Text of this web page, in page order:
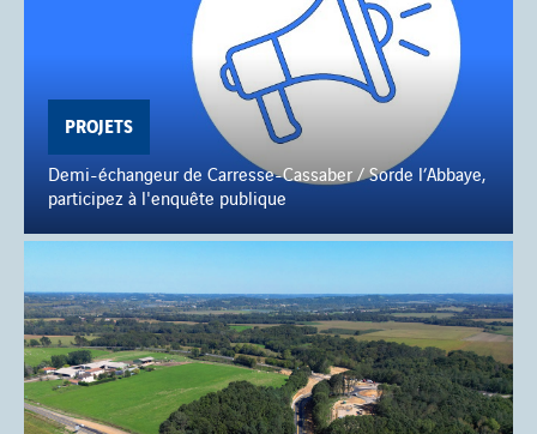
PROJETS
Demi-échangeur de Carresse-Cassaber / Sorde l’Abbaye,
participez à l'enquête publique